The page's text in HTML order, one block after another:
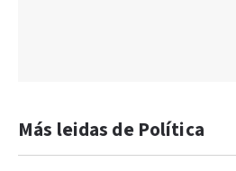
Más leidas de Política